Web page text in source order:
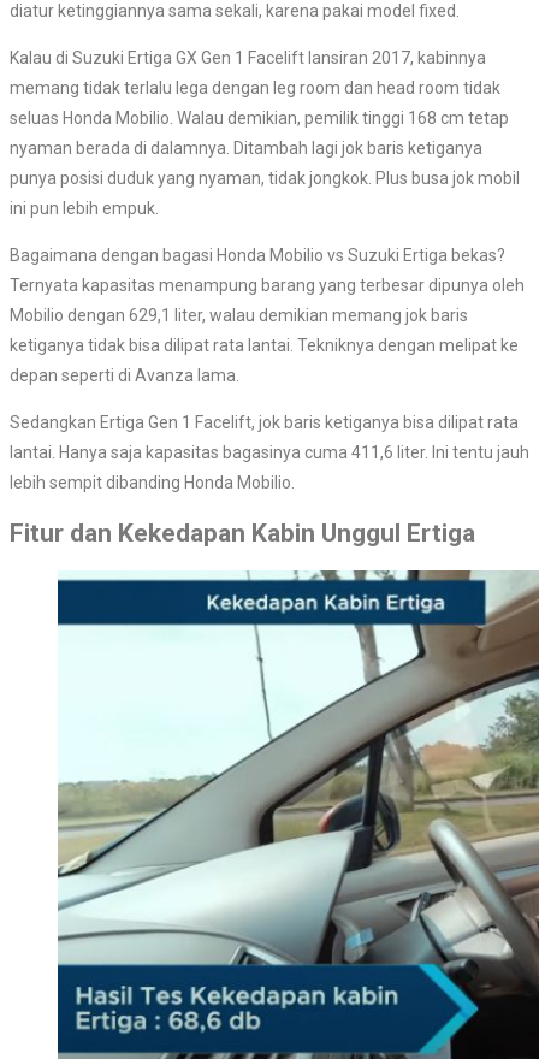
diatur ketinggiannya sama sekali, karena pakai model fixed.
Kalau di Suzuki Ertiga GX Gen 1 Facelift lansiran 2017, kabinnya
memang tidak terlalu lega dengan leg room dan head room tidak
seluas Honda Mobilio. Walau demikian, pemilik tinggi 168 cm tetap
nyaman berada di dalamnya. Ditambah lagi jok baris ketiganya
punya posisi duduk yang nyaman, tidak jongkok. Plus busa jok mobil
ini pun lebih empuk.
Bagaimana dengan bagasi Honda Mobilio vs Suzuki Ertiga bekas?
Ternyata kapasitas menampung barang yang terbesar dipunya oleh
Mobilio dengan 629,1 liter, walau demikian memang jok baris
ketiganya tidak bisa dilipat rata lantai. Tekniknya dengan melipat ke
depan seperti di Avanza lama.
Sedangkan Ertiga Gen 1 Facelift, jok baris ketiganya bisa dilipat rata
lantai. Hanya saja kapasitas bagasinya cuma 411,6 liter. Ini tentu jauh
lebih sempit dibanding Honda Mobilio.
Fitur dan Kekedapan Kabin Unggul Ertiga